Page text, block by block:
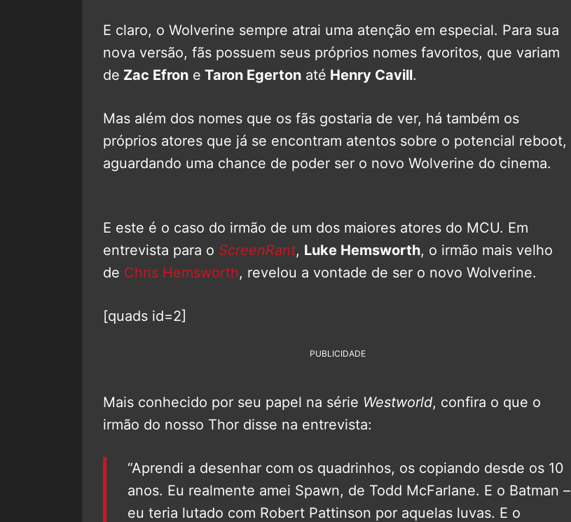
E claro, o Wolverine sempre atrai uma atenção em especial. Para sua
nova versão, fãs possuem seus próprios nomes favoritos, que variam
de Zac Efron e Taron Egerton até Henry Cavill.
Mas além dos nomes que os fãs gostaria de ver, há também os
próprios atores que já se encontram atentos sobre o potencial reboot,
aguardando uma chance de poder ser o novo Wolverine do cinema.
E este é o caso do irmão de um dos maiores atores do MCU. Em
entrevista para o ScreenRant, Luke Hemsworth, o irmão mais velho
de Chris Hemsworth, revelou a vontade de ser o novo Wolverine.
[quads id=2]
PUBLICIDADE
Mais conhecido por seu papel na série Westworld, confira o que o
irmão do nosso Thor disse na entrevista:
“Aprendi a desenhar com os quadrinhos, os copiando desde os 10
anos. Eu realmente amei Spawn, de Todd McFarlane. E o Batman –
eu teria lutado com Robert Pattinson por aquelas luvas. E o